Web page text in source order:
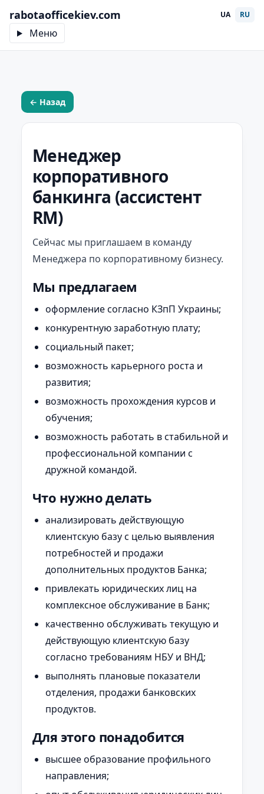
rabotaofficekiev.com
Меню
UA RU
← Назад
Менеджер
корпоративного
банкинга (ассистент
RM)
Сейчас мы приглашаем в команду
Менеджера по корпоративному бизнесу.
Мы предлагаем
оформление согласно КЗпП Украины;
конкурентную заработную плату;
социальный пакет;
возможность карьерного роста и
развития;
возможность прохождения курсов и
обучения;
возможность работать в стабильной и
профессиональной компании с
дружной командой.
Что нужно делать
анализировать действующую
клиентскую базу с целью выявления
потребностей и продажи
дополнительных продуктов Банка;
привлекать юридических лиц на
комплексное обслуживание в Банк;
качественно обслуживать текущую и
действующую клиентскую базу
согласно требованиям НБУ и ВНД;
выполнять плановые показатели
отделения, продажи банковских
продуктов.
Для этого понадобится
высшее образование профильного
направления;